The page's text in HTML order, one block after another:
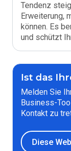
Tendenz
Erweiterung,
können. Es
und schützt
Ist das
Melden Sie
Business-
Kontakt zu
Diese